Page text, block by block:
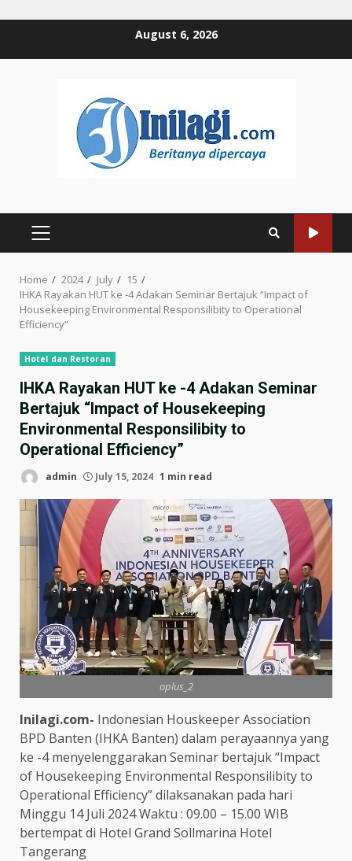
August 6, 2026
PRIMARY
Home 2024 July
15
IHKA Rayakan HUT ke -4 Adakan Seminar Bertajuk “Impact of
Housekeeping Environmental Responsilibity to Operational
Efficiency”
Hotel dan Restoran
IHKA Rayakan HUT ke -4 Adakan Seminar
Bertajuk “Impact of Housekeeping
Environmental Responsilibity to
Operational Efficiency”
admin July 15, 2024 1 min read
oplus_2
Inilagi.com- Indonesian Houskeeper Association
BPD Banten (IHKA Banten) dalam perayaannya yang
ke -4 menyelenggarakan Seminar bertajuk “Impact
of Housekeeping Environmental Responsilibity to
Operational Efficiency” dilaksanakan pada hari
Minggu 14 Juli 2024 Waktu : 09.00 – 15.00 WIB
bertempat di Hotel Grand Sollmarina Hotel
Tangerang